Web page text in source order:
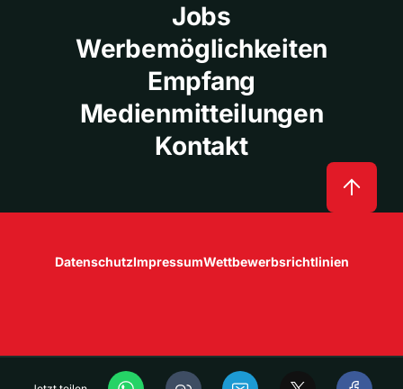
Jobs
Werbemöglichkeiten
Empfang
Medienmitteilungen
Kontakt
DatenschutzImpressumWettbewerbsrichtlinien